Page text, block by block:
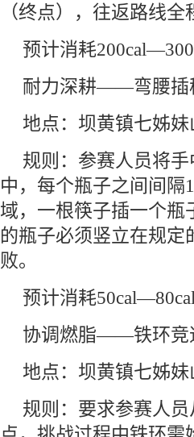
（终点），往返路线全
预计消耗
耐力深耕——弯腰插
地点：坝黄镇七姊
规则：参赛人员将
中，每个瓶子之间间隔
域，一根筷子插一个瓶
的瓶子必须竖立在规
败。
预计消耗
协调燃脂——铁环竞
地点：坝黄镇七姊
规则：要求参赛人